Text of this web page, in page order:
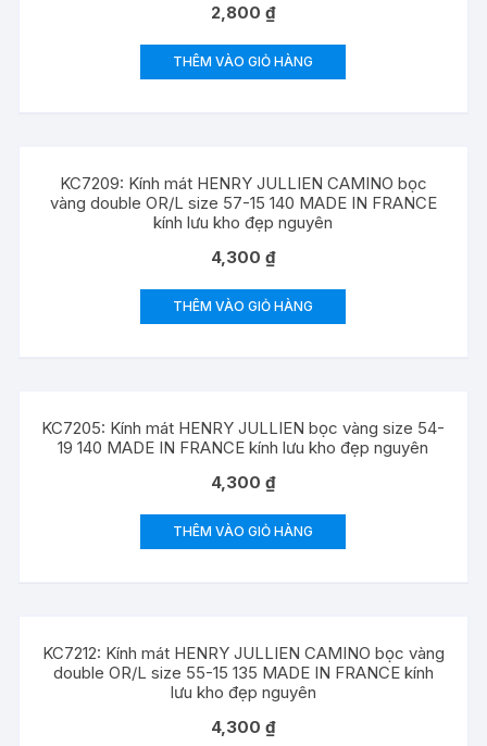
2,800₫
THÊM VÀO GIỎ HÀNG
KC7209: Kính mát HENRY JULLIEN CAMINO bọc
vàng double OR/L size 57-15 140 MADE IN FRANCE
kính lưu kho đẹp nguyên
4,300₫
THÊM VÀO GIỎ HÀNG
KC7205: Kính mát HENRY JULLIEN bọc vàng size 54-
19 140 MADE IN FRANCE kính lưu kho đẹp nguyên
4,300₫
THÊM VÀO GIỎ HÀNG
KC7212: Kính mát HENRY JULLIEN CAMINO bọc vàng
double OR/L size 55-15 135 MADE IN FRANCE kính
lưu kho đẹp nguyên
4,300₫